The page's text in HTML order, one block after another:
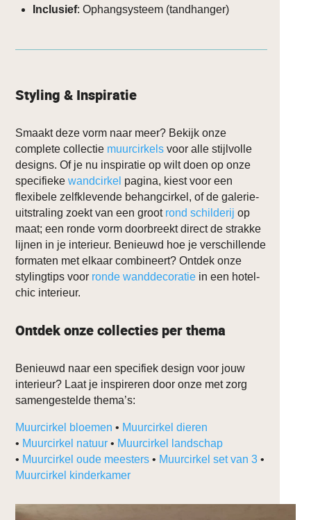
Inclusief: Ophangsysteem (tandhanger)
Styling & Inspiratie
Smaakt deze vorm naar meer? Bekijk onze
complete collectie muurcirkels voor alle stijlvolle
designs. Of je nu inspiratie op wilt doen op onze
specifiekewandcirkel pagina, kiest voor een
flexibele zelfklevende behangcirkel, of de galerie-
uitstraling zoekt van een groot rond schilderij op
maat; een ronde vorm doorbreekt direct de strakke
lijnen in je interieur. Benieuwd hoe je verschillende
formaten met elkaar combineert? Ontdek onze
stylingtips voor ronde wanddecoratie in een hotel-
chic interieur.
Ontdek onze collecties per thema
Benieuwd naar een specifiek design voor jouw
interieur? Laat je inspireren door onze met zorg
samengestelde thema’s:
Muurcirkel bloemen • Muurcirkel dieren
• Muurcirkel natuur • Muurcirkel landschap
• Muurcirkel oude meesters • Muurcirkel set van 3 •
Muurcirkel kinderkamer